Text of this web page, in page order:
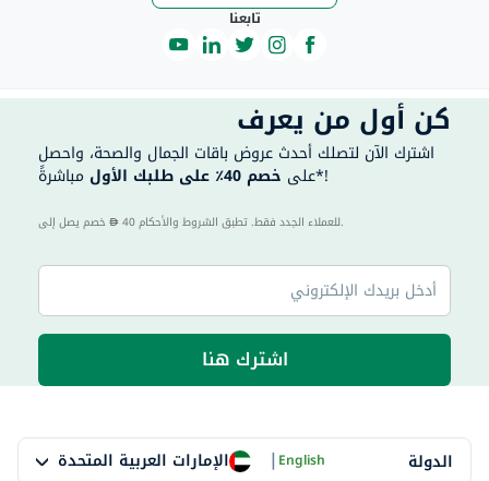
تابعنا
كن أول من يعرف
اشترك الآن لتصلك أحدث عروض باقات الجمال والصحة، واحصل
على خصم 40٪ على طلبك الأول مباشرةً*!
40 للعملاء الجدد فقط. تطبق الشروط والأحكام.
اشترك هنا
الدولة الإمارات العربية المتحدة |English